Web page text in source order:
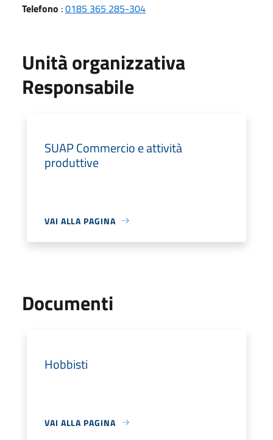
Telefono :0185 365 285-304
Unità organizzativa
Responsabile
SUAP Commercio e attività
produttive
VAI ALLA PAGINA
Documenti
Hobbisti
VAI ALLA PAGINA